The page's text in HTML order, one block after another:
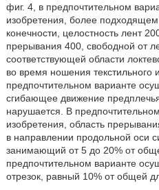
фиг. 4, в предпочтительном
изобретения, более
конечности, целостность лент
прерывания 400, свободной от
соответствующей области
во время ношения текстильного
предпочтительном варианте
сгибающее движение
нарушается. В
изобретения, область
в направлении продольной оси
занимающий от 5 до 20% от
предпочтительном варианте
отрезок, равный 10% от общей